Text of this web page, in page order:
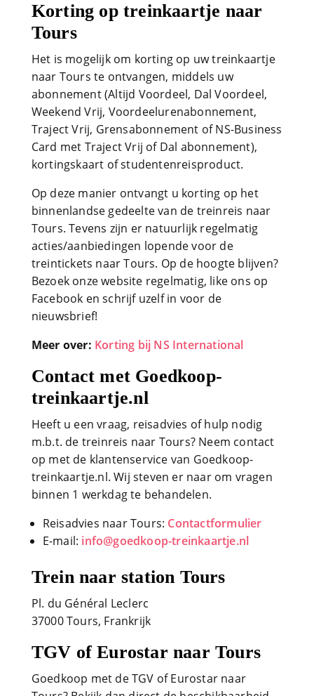
Korting op treinkaartje naar
Tours
Het is mogelijk om korting op uw treinkaartje
naar Tours te ontvangen, middels uw
abonnement (Altijd Voordeel, Dal Voordeel,
Weekend Vrij, Voordeelurenabonnement,
Traject Vrij, Grensabonnement of NS-Business
Card met Traject Vrij of Dal abonnement),
kortingskaart of studentenreisproduct.
Op deze manier ontvangt u korting op het
binnenlandse gedeelte van de treinreis naar
Tours. Tevens zijn er natuurlijk regelmatig
acties/aanbiedingen lopende voor de
treintickets naar Tours. Op de hoogte blijven?
Bezoek onze website regelmatig, like ons op
Facebook en schrijf uzelf in voor de
nieuwsbrief!
Meer over: Korting bij NS International
Contact met Goedkoop-
treinkaartje.nl
Heeft u een vraag, reisadvies of hulp nodig
m.b.t. de treinreis naar Tours? Neem contact
op met de klantenservice van Goedkoop-
treinkaartje.nl. Wij steven er naar om vragen
binnen 1 werkdag te behandelen.
Reisadvies naar Tours: Contactformulier
E-mail: info@goedkoop-treinkaartje.nl
Trein naar station Tours
Pl. du Général Leclerc
37000 Tours, Frankrijk
TGV of Eurostar naar Tours
Goedkoop met de TGV of Eurostar naar